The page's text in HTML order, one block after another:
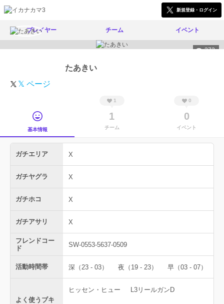
新規登録・ログイン
プレイヤー チーム イベント
372
たあきい
𝕏 ページ
基本情報
1
1
チーム
0
0
イベント
ガチエリア X
ガチヤグラ X
ガチホコ X
ガチアサリ X
フレンドコー
ド
SW-0553-5637-0509
活動時間帯 深（23 - 03） 夜（19 - 23） 早（03 - 07）
よく使うブキ
ヒッセン・ヒュー L3リールガンD